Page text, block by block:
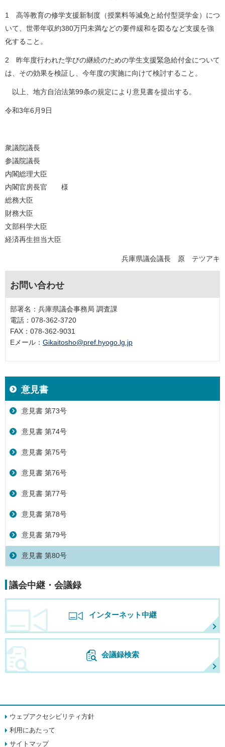
1 高等教育の修学支援新制度（授業料等減免と給付型奨学金）につ
いて、世帯年収約380万円未満などの要件緩和を図るなど支援を強
化すること。
2 昨年度行われた学びの継続のための学生支援緊急給付金について
は、その効果を検証し、今年度の実施に向けて検討すること。
以上、地方自治法第99条の規定により意見書を提出する。
令和3年6月9日
衆議院議長
参議院議長
内閣総理大臣
内閣官房長官
様
総務大臣
財務大臣
文部科学大臣
経済再生担当大臣
兵庫県議会議長 原 テツアキ
お問い合わせ
部署名：兵庫県議会事務局 調査課
電話：078-362-3720
FAX：078-362-9031
Eメール： Gikaitosho@pref.hyogo.lg.jp
意見書
意見書 第73号
意見書 第74号
意見書 第75号
意見書 第76号
意見書 第77号
意見書 第78号
意見書 第79号
意見書 第80号
議会中継・会議録
インターネット中継
会議録検索
ウェブアクセシビリティ方針
利用にあたって
サイトマップ